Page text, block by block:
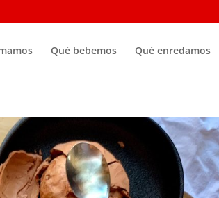
Qué bebemos Qué enredamos